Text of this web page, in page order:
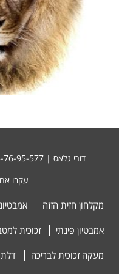
דורי גלאס | 074-76-95-577 |
עקבו
מקלחון חזית הזזה
אמבטיון פינתי זכוכית
מעקה זכוכית לבריכה